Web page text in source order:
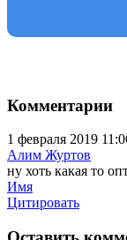
Комментарии
1 февраля 2019
Алим Журтов
ну хоть какая то
Имя
Цитировать